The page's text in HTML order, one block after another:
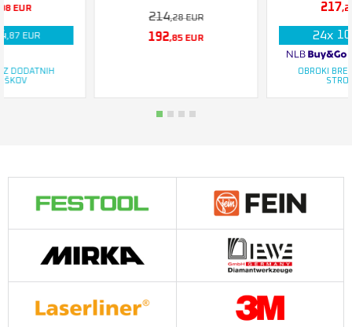
EUR
,87 EUR
DODATNIH
214,28EUR
192,85EUR
217
24x 10
OBROKI